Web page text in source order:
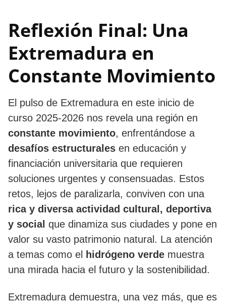
Reflexión Final: Una
Extremadura en
Constante Movimiento
El pulso de Extremadura en este inicio de
curso 2025-2026 nos revela una región en
constante movimiento, enfrentándose a
desafíos estructurales en educación y
financiación universitaria que requieren
soluciones urgentes y consensuadas. Estos
retos, lejos de paralizarla, conviven con una
rica y diversa actividad cultural, deportiva
y social que dinamiza sus ciudades y pone en
valor su vasto patrimonio natural. La atención
a temas como el
hidrógeno verde muestra
una mirada hacia el futuro y la sostenibilidad.
Extremadura demuestra, una vez más, que es